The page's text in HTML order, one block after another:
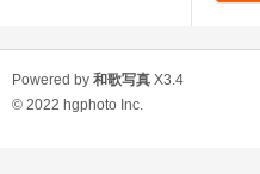
Powered by 和歌写真 X3.4
© 2022 hgphoto Inc.